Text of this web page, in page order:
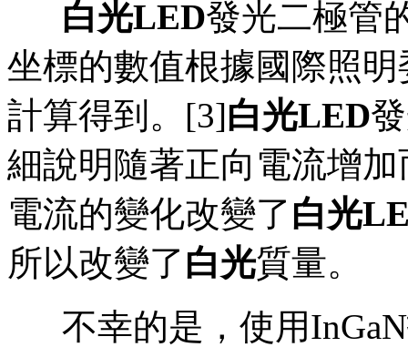
白光LED發光二極管
坐標的數值根據國際照
計算得到。[3]白光LED
細說明隨著正向電流增
電流的變化改變了 白光
所以改變了 白光質量。
不幸的是，使用InGaN